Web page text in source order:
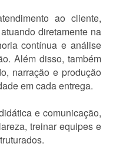
ao cliente,
diretamente na
contínua e análise
Além disso, também
narração e produção
em cada entrega.
e comunicação,
treinar equipes e